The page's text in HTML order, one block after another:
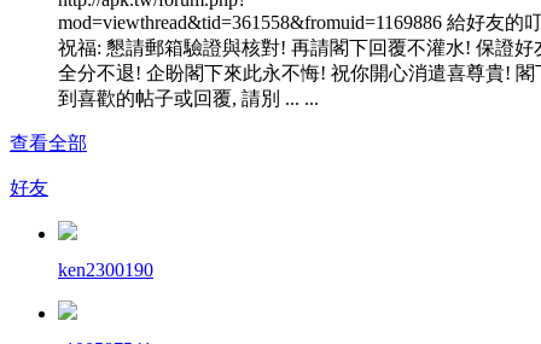
mod=viewthread&tid=361558&fromuid=1169886 給好友的
祝福: 懇請郵箱驗證與核對! 再請閣下回覆不灌水! 保證好
全分不退! 企盼閣下來此永不悔! 祝你開心消遣喜尊貴! 閣
到喜歡的帖子或回覆, 請別 ... ...
查看全部
好友
ken2300190